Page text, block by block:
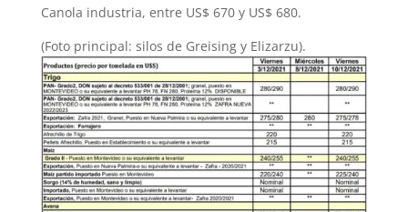
Canola industria, entre US$ 670 y US$ 680.
(Foto principal: silos de Greising y Elizarzu).